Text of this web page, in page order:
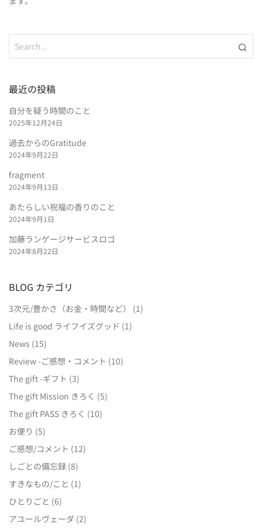
最近の投稿
自分を疑う時間のこと
2025年12月24日
過去からのGratitude
2024年9月22日
fragment
2024年9月13日
あたらしい祝福の香りのこと
2024年9月1日
加藤ランゲージサービスロゴ
2024年8月22日
BLOG カテゴリ
3次元/豊かさ（お金・時間など）
(1)
Life is good ライフイズグッド (1)
News (15)
Review -ご感想・コメント (10)
The gift -ギフト (3)
The gift Mission きろく (5)
The gift PASS きろく (10)
お便り (5)
ご感想/コメント (12)
しごとの備忘録 (8)
すきなもの/こと (1)
ひとりごと (6)
アユールヴェーダ (2)